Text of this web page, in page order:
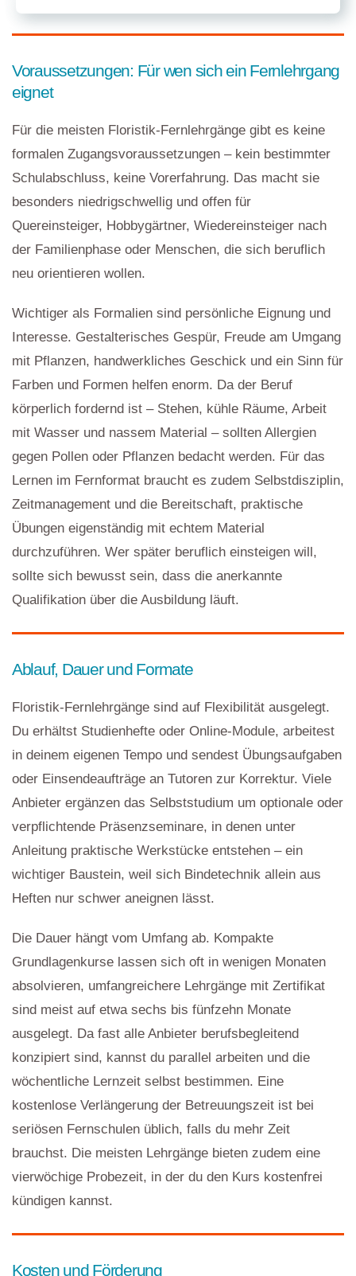
Voraussetzungen: Für wen sich ein Fernlehrgang
eignet
Für die meisten Floristik-Fernlehrgänge gibt es keine
formalen Zugangsvoraussetzungen – kein bestimmter
Schulabschluss, keine Vorerfahrung. Das macht sie
besonders niedrigschwellig und offen für
Quereinsteiger, Hobbygärtner, Wiedereinsteiger nach
der Familienphase oder Menschen, die sich beruflich
neu orientieren wollen.
Wichtiger als Formalien sind persönliche Eignung und
Interesse. Gestalterisches Gespür, Freude am Umgang
mit Pflanzen, handwerkliches Geschick und ein Sinn für
Farben und Formen helfen enorm. Da der Beruf
körperlich fordernd ist – Stehen, kühle Räume, Arbeit
mit Wasser und nassem Material – sollten Allergien
gegen Pollen oder Pflanzen bedacht werden. Für das
Lernen im Fernformat braucht es zudem Selbstdisziplin,
Zeitmanagement und die Bereitschaft, praktische
Übungen eigenständig mit echtem Material
durchzuführen. Wer später beruflich einsteigen will,
sollte sich bewusst sein, dass die anerkannte
Qualifikation über die Ausbildung läuft.
Ablauf, Dauer und Formate
Floristik-Fernlehrgänge sind auf Flexibilität ausgelegt.
Du erhältst Studienhefte oder Online-Module, arbeitest
in deinem eigenen Tempo und sendest Übungsaufgaben
oder Einsendeaufträge an Tutoren zur Korrektur. Viele
Anbieter ergänzen das Selbststudium um optionale oder
verpflichtende Präsenzseminare, in denen unter
Anleitung praktische Werkstücke entstehen – ein
wichtiger Baustein, weil sich Bindetechnik allein aus
Heften nur schwer aneignen lässt.
Die Dauer hängt vom Umfang ab. Kompakte
Grundlagenkurse lassen sich oft in wenigen Monaten
absolvieren, umfangreichere Lehrgänge mit Zertifikat
sind meist auf etwa sechs bis fünfzehn Monate
ausgelegt. Da fast alle Anbieter berufsbegleitend
konzipiert sind, kannst du parallel arbeiten und die
wöchentliche Lernzeit selbst bestimmen. Eine
kostenlose Verlängerung der Betreuungszeit ist bei
seriösen Fernschulen üblich, falls du mehr Zeit
brauchst. Die meisten Lehrgänge bieten zudem eine
vierwöchige Probezeit, in der du den Kurs kostenfrei
kündigen kannst.
Kosten und Förderung